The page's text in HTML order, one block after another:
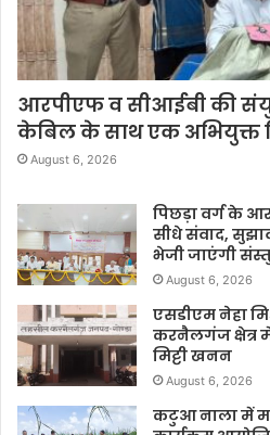
आरपीएफ व सीआईबी की
केबिल के साथ एक अभियुक्त
August 6, 2026
पिछड़ा वर्ग के
सीधे संवाद,
भेजी जाएंगी
August 6, 2026
एसडीएम नेहा
करनैलगंज
मिट्टी खनन
August 6, 2026
कटुआ नाला में